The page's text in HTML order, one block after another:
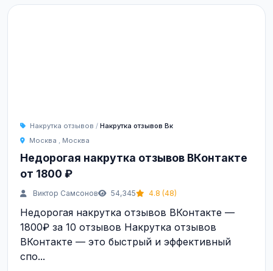
Накрутка отзывов / Накрутка отзывов Вк
Москва , Москва
Недорогая накрутка отзывов ВКонтакте
от 1800 ₽
Виктор Самсонов 54,345 4.8 (48)
Недорогая накрутка отзывов ВКонтакте —
1800₽ за 10 отзывов Накрутка отзывов
ВКонтакте — это быстрый и эффективный
спо...